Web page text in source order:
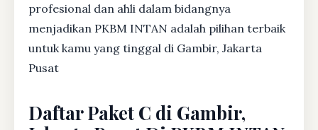
profesional dan ahli dalam bidangnya
menjadikan PKBM INTAN adalah pilihan terbaik
untuk kamu yang tinggal di Gambir, Jakarta
Pusat
Daftar Paket C di Gambir,